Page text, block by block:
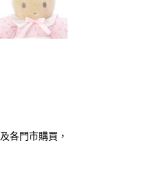
及各門市購買，